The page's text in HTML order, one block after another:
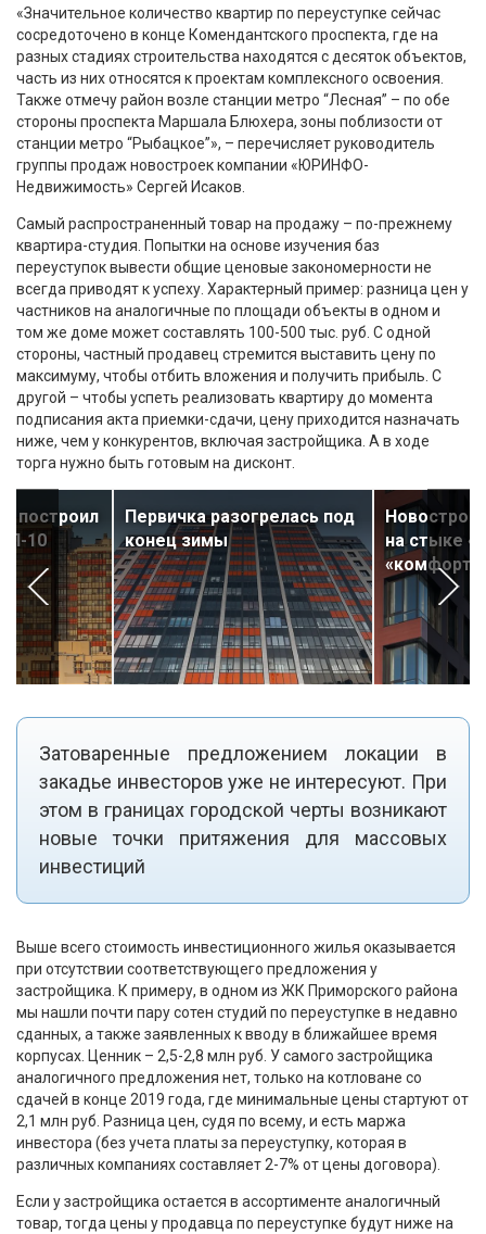
«Значительное количество квартир по переуступке сейчас
сосредоточено в конце Комендантского проспекта, где на
разных стадиях строительства находятся с десяток объектов,
часть из них относятся к проектам комплексного освоения.
Также отмечу район возле станции метро “Лесная” – по обе
стороны проспекта Маршала Блюхера, зоны поблизости от
станции метро “Рыбацкое”», – перечисляет руководитель
группы продаж новостроек компании «ЮРИНФО-
Недвижимость» Сергей Исаков.
Самый распространенный товар на продажу – по-прежнему
квартира-студия. Попытки на основе изучения баз
переуступок вывести общие ценовые закономерности не
всегда приводят к успеху. Характерный пример: разница цен у
частников на аналогичные по площади объекты в одном и
том же доме может составлять 100-500 тыс. руб. С одной
стороны, частный продавец стремится выставить цену по
максимуму, чтобы отбить вложения и получить прибыль. С
другой – чтобы успеть реализовать квартиру до момента
подписания акта приемки-сдачи, цену приходится назначать
ниже, чем у конкурентов, включая застройщика. А в ходе
торга нужно быть готовым на дисконт.
построил
10
Первичка разогрелась под
конец зимы
на стыке
Затоваренные предложением локации в
закадье инвесторов уже не интересуют. При
этом в границах городской черты возникают
новые точки притяжения для массовых
инвестиций
Выше всего стоимость инвестиционного жилья оказывается
при отсутствии соответствующего предложения у
застройщика. К примеру, в одном из ЖК Приморского района
мы нашли почти пару сотен студий по переуступке в недавно
сданных, а также заявленных к вводу в ближайшее время
корпусах. Ценник – 2,5-2,8 млн руб. У самого застройщика
аналогичного предложения нет, только на котловане со
сдачей в конце 2019 года, где минимальные цены стартуют от
2,1 млн руб. Разница цен, судя по всему, и есть маржа
инвестора (без учета платы за переуступку, которая в
различных компаниях составляет 2-7% от цены договора).
Если у застройщика остается в ассортименте аналогичный
товар, тогда цены у продавца по переуступке будут ниже на